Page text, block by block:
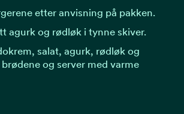
etter anvisning på pakken.
agurk og rødløk i tynne skiver.
salat, agurk, rødløk og
og server med varme